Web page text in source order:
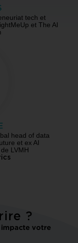
tech et
et The AI
head of data
et ex AI
LVMH
?
impacte votre